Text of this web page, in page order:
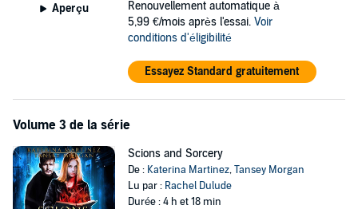
Aperçu
Renouvellement automatique à
5,99 €/mois après l'essai. Voir
conditions d'éligibilité
Essayez Standard gratuitement
Volume 3 de la série
Scions and Sorcery
De : Katerina Martinez,Tansey Morgan
Lu par : Rachel Dulude
Durée : 4 h et 18 min